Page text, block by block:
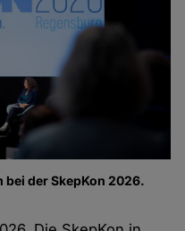
bei der SkepKon 2026.